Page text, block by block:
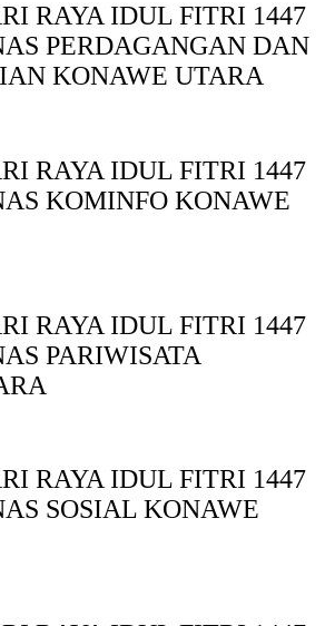
RAYA IDUL FITRI 1447
PERDAGANGAN DAN
KONAWE UTARA
RAYA IDUL FITRI 1447
KOMINFO KONAWE
RAYA IDUL FITRI 1447
PARIWISATA
RAYA IDUL FITRI 1447
SOSIAL KONAWE